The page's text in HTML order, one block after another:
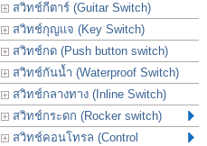
สวิทช์กีตาร์ (Guitar Switch)
สวิทช์กุญแจ (Key Switch)
สวิทช์กด (Push button switch)
สวิทช์กันน้ำ (Waterproof Switch)
สวิทช์กลางทาง (Inline Switch)
สวิทช์กระดก (Rocker switch)
สวิทช์คอนโทรล (Control